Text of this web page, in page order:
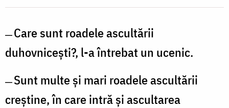
Ștefan
Cojocariu
̶ Care sunt roadele ascultării
duhovniceşti?, l-a întrebat un ucenic.
̶ Sunt multe şi mari roadele ascultării
creştine, în care intră şi ascultarea